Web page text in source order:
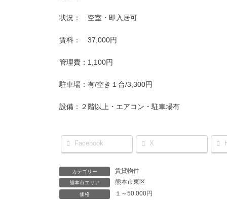
状況： 空室・即入居可
賃料： 37,000円
管理費：1,100円
駐車場：有/空き１台/3,300円
設備：２階以上・エアコン・駐車場有
Facebook X
カテゴリー 賃貸物件
熊本市エリア 熊本市東区
価格 １～50.000円